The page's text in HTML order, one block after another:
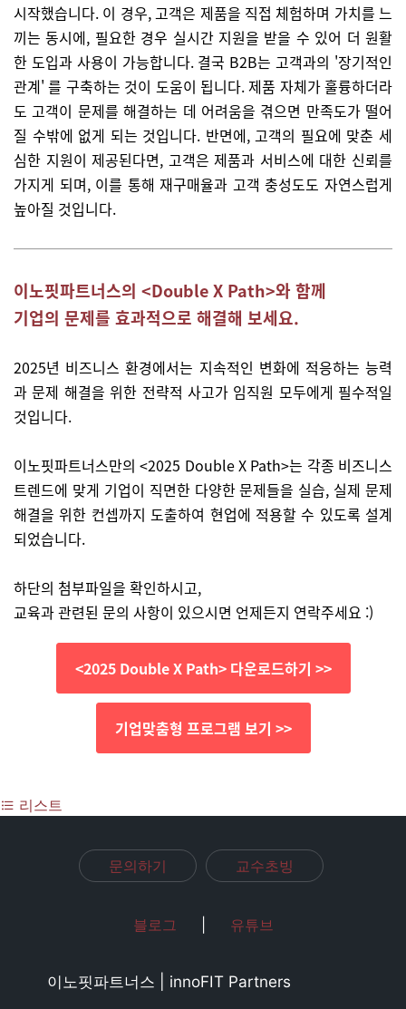
시작했습니다. 이 경우, 고객은 제품을 직접 체험하며 가치를 느
끼는 동시에, 필요한 경우 실시간 지원을 받을 수 있어 더 원활
한 도입과 사용이 가능합니다. 결국 B2B는 고객과의 '장기적인
관계' 를 구축하는 것이 도움이 됩니다. 제품 자체가 훌륭하더라
도 고객이 문제를 해결하는 데 어려움을 겪으면 만족도가 떨어
질 수밖에 없게 되는 것입니다. 반면에, 고객의 필요에 맞춘 세
심한 지원이 제공된다면, 고객은 제품과 서비스에 대한 신뢰를
가지게 되며, 이를 통해 재구매율과 고객 충성도도 자연스럽게
높아질 것입니다.
이노핏파트너스의 <Double X Path>와 함께
기업의 문제를 효과적으로 해결해 보세요.
2025년 비즈니스 환경에서는 지속적인 변화에 적응하는 능력
과 문제 해결을 위한 전략적 사고가 임직원 모두에게 필수적일
것입니다.
이노핏파트너스만의 <2025 Double X Path>는 각종 비즈니스
트렌드에 맞게 기업이 직면한 다양한 문제들을 실습, 실제 문제
해결을 위한 컨셉까지 도출하여 현업에 적용할 수 있도록 설계
되었습니다.
하단의 첨부파일을 확인하시고,
교육과 관련된 문의 사항이 있으시면 언제든지 연락주세요 :)
<2025 Double X Path> 다운로드하기 >>
기업맞춤형 프로그램 보기 >>
리스트
문의하기 교수초빙
블로그 유튜브
이노핏파트너스 | innoFIT Partners